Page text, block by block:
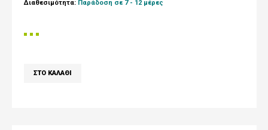
Διαθεσιμότητα: Παράδοση σε 7 - 12 μέρες